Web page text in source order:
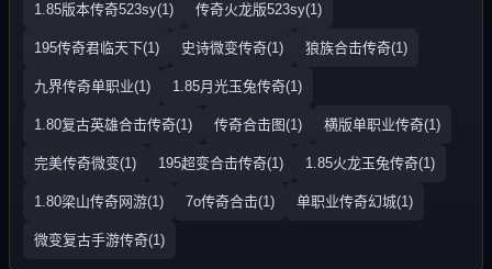
1.85版本传奇523sy(1) 传奇火龙版523sy(1)
195传奇君临天下(1) 史诗微变传奇(1) 狼族合击传奇(1)
九界传奇单职业(1) 1.85月光玉兔传奇(1)
1.80复古英雄合击传奇(1) 传奇合击图(1) 横版单职业传奇(1)
完美传奇微变(1) 195超变合击传奇(1) 1.85火龙玉兔传奇(1)
1.80梁山传奇网游(1) 7o传奇合击(1) 单职业传奇幻城(1)
微变复古手游传奇(1)